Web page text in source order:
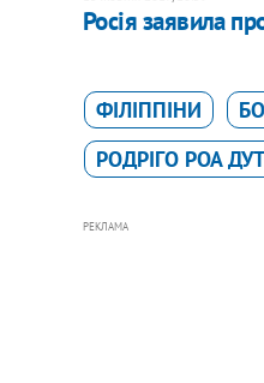
Росія заявила
ФІЛІППІНИ
РОДРІГО РОА
РЕКЛАМА